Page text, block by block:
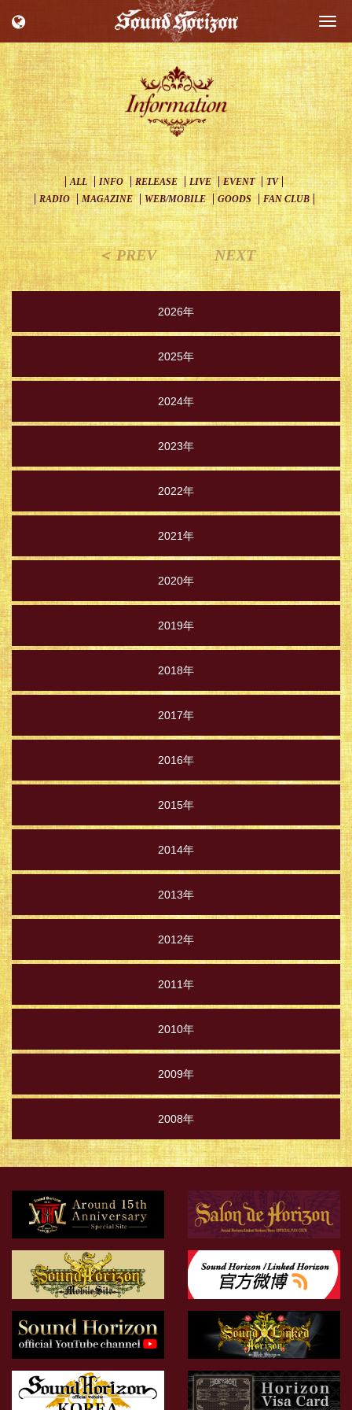
ALL INFO RELEASE LIVE EVENT
TV
RADIO
MAGAZINE WEB/MOBILE GOODS FAN CLUB
＜ PREV NEXT
2026年
2025年
2024年
2023年
2022年
2021年
2020年
2019年
2018年
2017年
2016年
2015年
2014年
2013年
2012年
2011年
2010年
2009年
2008年